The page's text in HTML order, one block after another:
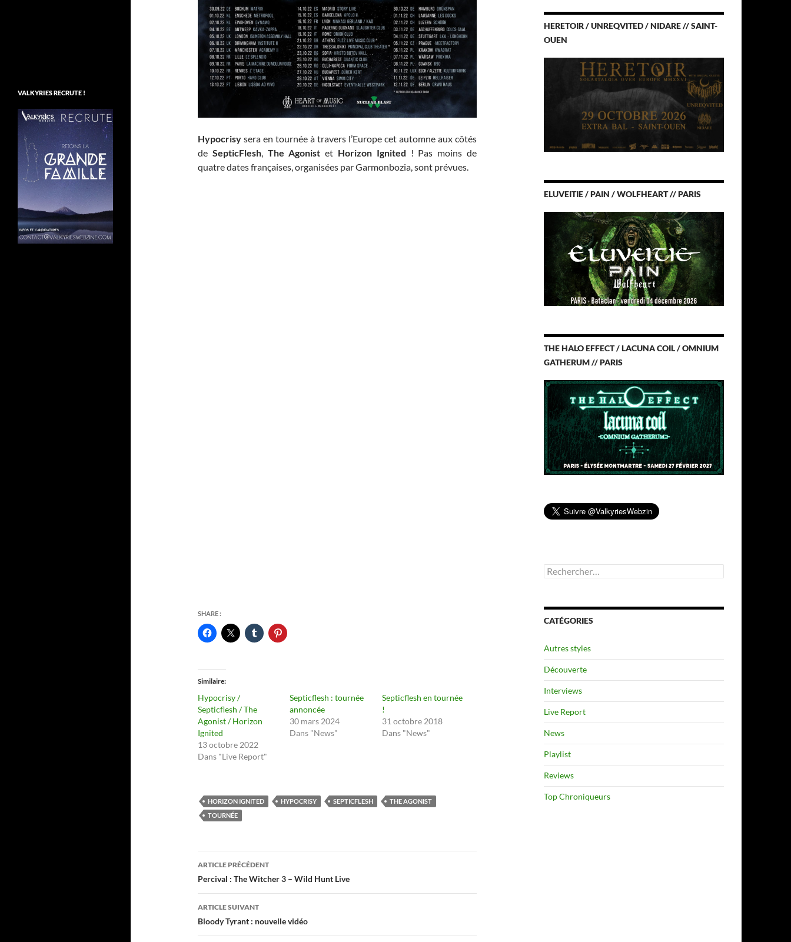
Hypocrisy sera en tournée à travers l’Europe cet automne aux côtés
de SepticFlesh, The Agonist et Horizon Ignited ! Pas moins de
quatre dates françaises, organisées par Garmonbozia, sont prévues.
SHARE :
Similaire
Hypocrisy /
Septicflesh / The
Agonist / Horizon
Ignited
13 octobre 2022
Dans "Live Report"
Septicflesh : tournée
annoncée
30 mars 2024
Dans "News"
Septicflesh en tournée
!
31 octobre 2018
Dans "News"
HORIZON IGNITED HYPOCRISY SEPTICFLESH
THE AGONIST
TOURNÉE
Navigation
des
articles
ARTICLE PRÉCÉDENT
Percival : The Witcher 3 – Wild Hunt Live
ARTICLE SUIVANT
Bloody Tyrant : nouvelle vidéo
HERETOIR / UNREQVITED / NIDARE // SAINT-
OUEN
ELUVEITIE / PAIN / WOLFHEART // PARIS
THE HALO EFFECT / LACUNA COIL / OMNIUM
GATHERUM // PARIS
Rechercher :
CATÉGORIES
Autres styles
Découverte
Interviews
Live Report
News
Playlist
Reviews
Top Chroniqueurs
VALKYRIES RECRUTE !